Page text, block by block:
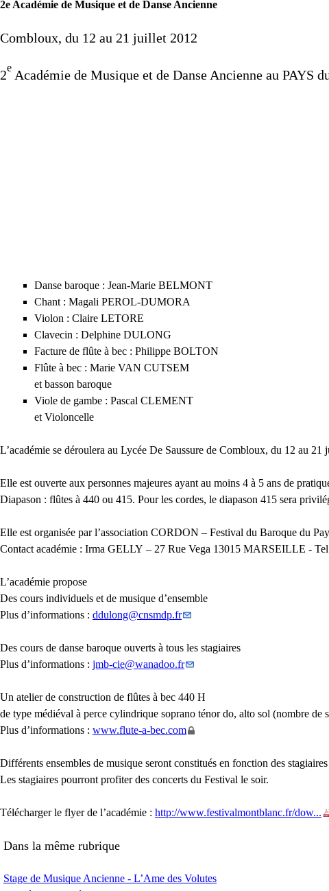
2e Académie de Musique et de Danse Ancienne
Combloux, du 12 au 21 juillet 2012
2e Académie de Musique et de Danse Ancienne au PAYS
Danse baroque : Jean-Marie BELMONT
Chant : Magali PEROL-DUMORA
Violon : Claire LETORE
Clavecin : Delphine DULONG
Facture de flûte à bec : Philippe BOLTON
Flûte à bec : Marie VAN CUTSEM
et basson baroque
Viole de gambe : Pascal CLEMENT
et Violoncelle
L’académie se déroulera au Lycée De Saussure de Combloux, du 12 au 21
Elle est ouverte aux personnes majeures ayant au moins 4 à 5 ans de
Diapason : flûtes à 440 ou 415. Pour les cordes, le diapason 415 sera
Elle est organisée par l’association CORDON – Festival du Baroque du
Contact académie : Irma GELLY – 27 Rue Vega 13015 MARSEILLE -
L’académie propose
Des cours individuels et de musique d’ensemble
Plus d’informations : ddulong@cnsmdp.fr
Des cours de danse baroque ouverts à tous les stagiaires
Plus d’informations : jmb-cie@wanadoo.fr
Un atelier de construction de flûtes à bec 440 H
de type médiéval à perce cylindrique soprano ténor do, alto sol (nombre de
Plus d’informations : www.flute-a-bec.com
Différents ensembles de musique seront constitués en fonction des
Les stagiaires pourront profiter des concerts du Festival le soir.
Télécharger le flyer de l’académie : http://www.festivalmontblanc.fr/dow...
Dans la même rubrique
Stage de Musique Ancienne - L’Ame des Volutes